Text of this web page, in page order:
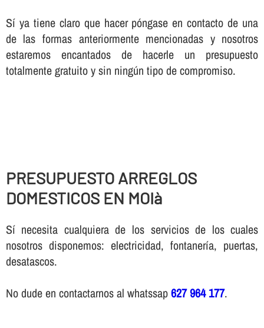
Sí ya tiene claro que hacer póngase en contacto de una
de las formas anteriormente mencionadas y nosotros
estaremos encantados de hacerle un presupuesto
totalmente gratuito y sin ningún tipo de compromiso.
PRESUPUESTO ARREGLOS
DOMESTICOS EN MOIà
Sí necesita cualquiera de los servicios de los cuales
nosotros disponemos: electricidad, fontanería, puertas,
desatascos.
No dude en contactarnos al whatssap627 964 177.